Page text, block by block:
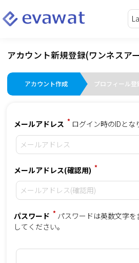
アカウント新規登録(ワンネスア
アカウント作成 プロフィール登
メールアドレス * ログイン時のIDとな
メールアドレス(確認用) *
パスワード * パスワードは英数文字
してください。